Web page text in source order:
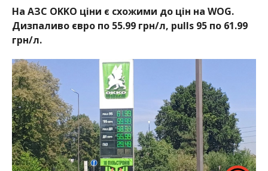
На АЗС OKKO ціни є схожими до цін на WOG.
Дизпаливо євро по 55.99 грн/л, pulls 95 по 61.99
грн/л.